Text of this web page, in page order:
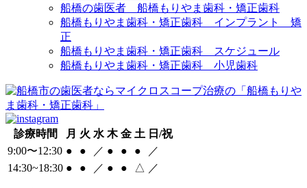
船橋の歯医者 船橋もりやま歯科・矯正歯科
船橋もりやま歯科・矯正歯科 インプラント 矯
正
船橋もりやま歯科・矯正歯科 スケジュール
船橋もりやま歯科・矯正歯科 小児歯科
診療時間 月 火 水 木 金 土 日/祝
9:00〜12:30 ● ● ／ ● ● ●
／
14:30~18:30 ● ● ／ ● ● △ ／